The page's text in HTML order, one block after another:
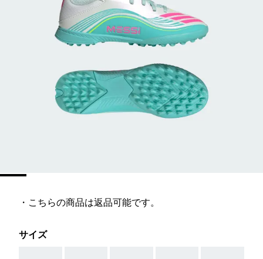
・こちらの商品は返品可能です。
サイズ